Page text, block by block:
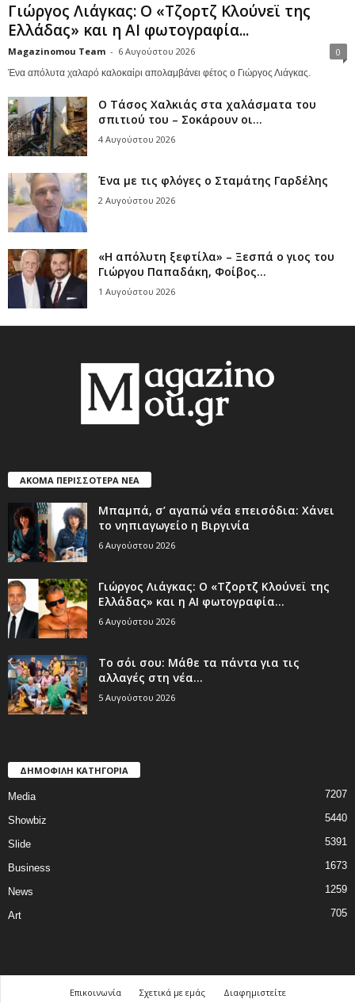
Γιώργος Λιάγκας: Ο «Τζορτζ Κλούνεϊ της
Ελλάδας» και η AI φωτογραφία...
Magazinomou Team - 6 Αυγούστου 2026 0
Ένα απόλυτα χαλαρό καλοκαίρι απολαμβάνει φέτος ο Γιώργος Λιάγκας.
Ο Τάσος Χαλκιάς στα χαλάσματα του
σπιτιού του – Σοκάρουν οι...
4 Αυγούστου 2026
Ένα με τις φλόγες ο Σταμάτης Γαρδέλης
2 Αυγούστου 2026
«Η απόλυτη ξεφτίλα» – Ξεσπά ο γιος του
Γιώργου Παπαδάκη, Φοίβος...
1 Αυγούστου 2026
ΑΚΟΜΑ ΠΕΡΙΣΣΟΤΕΡΑ ΝΕΑ
Μπαμπά, σ’ αγαπώ νέα επεισόδια: Χάνει
το νηπιαγωγείο η Βιργινία
6 Αυγούστου 2026
Γιώργος Λιάγκας: Ο «Τζορτζ Κλούνεϊ της
Ελλάδας» και η AI φωτογραφία...
6 Αυγούστου 2026
Το σόι σου: Μάθε τα πάντα για τις
αλλαγές στη νέα...
5 Αυγούστου 2026
ΔΗΜΟΦΙΛΗ ΚΑΤΗΓΟΡΙΑ
Media 7207
Showbiz 5440
Slide 5391
Business 1673
News 1259
Art 705
Επικοινωνία Σχετικά με εμάς Διαφημιστείτε